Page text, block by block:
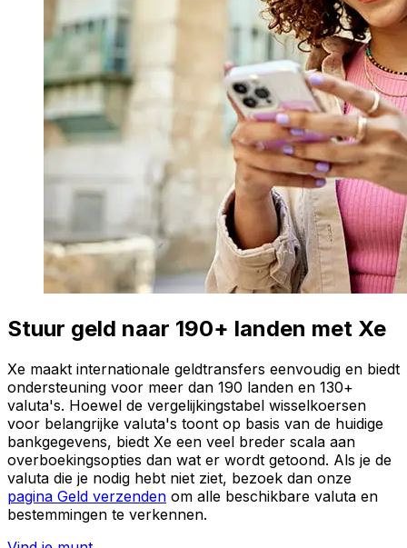
Stuur geld naar 190+ landen met Xe
Xe maakt internationale geldtransfers eenvoudig en biedt
ondersteuning voor meer dan 190 landen en 130+
valuta's. Hoewel de vergelijkingstabel wisselkoersen
voor belangrijke valuta's toont op basis van de huidige
bankgegevens, biedt Xe een veel breder scala aan
overboekingsopties dan wat er wordt getoond. Als je de
valuta die je nodig hebt niet ziet, bezoek dan onze
pagina Geld verzenden om alle beschikbare valuta en
bestemmingen te verkennen.